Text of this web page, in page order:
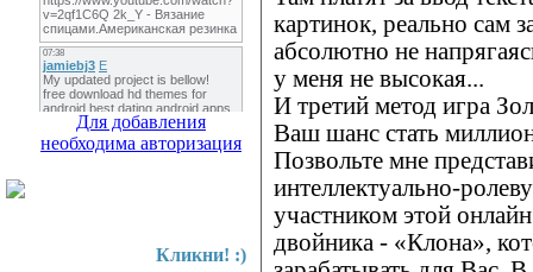
Для добавления
необходима авторизация
Кликни! :)
картинок, реально сам
абсолютно не
у меня не высокая...
И третий метод игра
Ваш шанс стать
Позвольте мне
интеллектуально-
участником этой
двойника - «Клона»,